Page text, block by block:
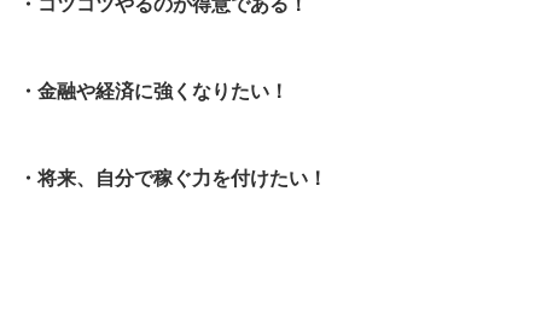
・金融や経済に強くなりたい！
・将来、自分で稼ぐ力を付けたい！